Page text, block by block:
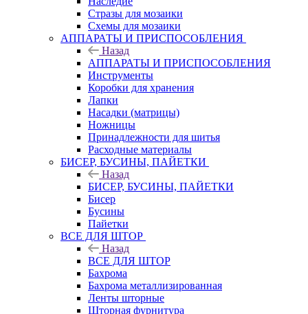
Стразы для мозаики
Схемы для мозаики
АППАРАТЫ И ПРИСПОСОБЛЕНИЯ
Назад
АППАРАТЫ И ПРИСПОСОБЛЕНИЯ
Инструменты
Коробки для хранения
Лапки
Насадки (матрицы)
Ножницы
Принадлежности для шитья
Расходные материалы
БИСЕР, БУСИНЫ, ПАЙЕТКИ
Назад
БИСЕР, БУСИНЫ, ПАЙЕТКИ
Бисер
Бусины
Пайетки
ВСЕ ДЛЯ ШТОР
Назад
ВСЕ ДЛЯ ШТОР
Бахрома
Бахрома металлизированная
Ленты шторные
Шторная фурнитура